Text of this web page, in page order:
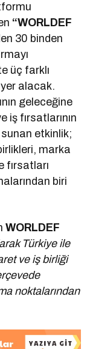
“WORLDEF
30 binden
üç farklı
alacak.
geleceğine
iş fırsatlarının
sunan etkinlik;
marka
fırsatları
biri
WORLDEF
Türkiye ile
ve iş birliği
noktalarından